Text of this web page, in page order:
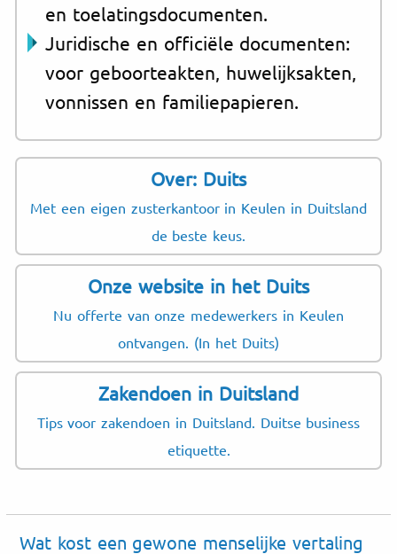
en toelatingsdocumenten.
Juridische en officiële documenten:
voor geboorteakten, huwelijksakten,
vonnissen en familiepapieren.
Over: Duits
Met een eigen zusterkantoor in Keulen in Duitsland
de beste keus.
Onze website in het Duits
Nu offerte van onze medewerkers in Keulen
ontvangen. (In het Duits)
Zakendoen in Duitsland
Tips voor zakendoen in Duitsland. Duitse business
etiquette.
Wat kost een gewone menselijke vertaling